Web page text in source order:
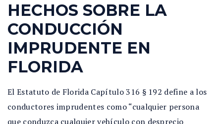
HECHOS SOBRE LA
CONDUCCIÓN
IMPRUDENTE EN
FLORIDA
El Estatuto de Florida Capítulo 316 § 192 define a los
conductores imprudentes como “cualquier persona
que conduzca cualquier vehículo con desprecio